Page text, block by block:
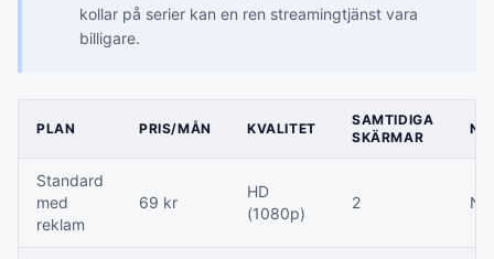
kollar på serier kan en ren streamingtjänst vara
billigare.
PLAN PRIS/MÅN KVALITET
SAMTIDIGA
SKÄRMAR
Standard
med
reklam
69 kr
HD
(1080p)
2 Nej